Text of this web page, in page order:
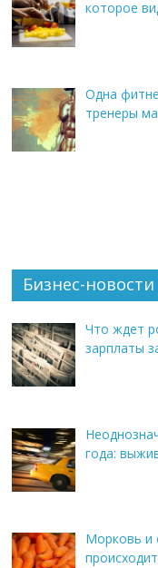
которое
Одна
тренеры
Бизнес-новости
Что ждет
зарплаты
года:
Морковь и